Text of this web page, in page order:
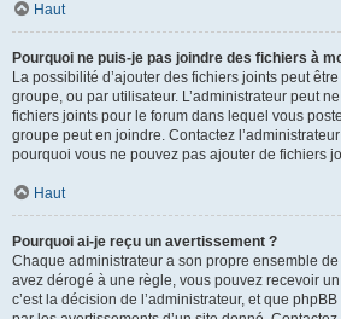
Haut
Pourquoi ne puis-je pas joindre des fichiers à
La possibilité d’ajouter des fichiers joints peut
groupe, ou par utilisateur. L’administrateur peut
fichiers joints pour le forum dans lequel vous
groupe peut en joindre. Contactez
pourquoi vous ne pouvez pas ajouter de fichiers
Haut
Pourquoi ai-je reçu un avertissement ?
Chaque administrateur a son propre ensemble
avez dérogé à une règle, vous pouvez recevoir
c’est la décision de l’administrateur, et que